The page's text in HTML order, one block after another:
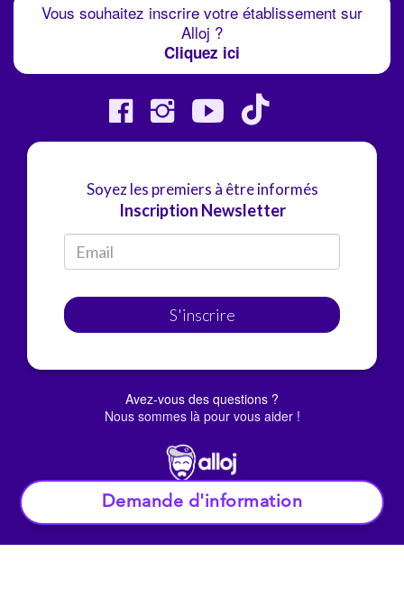
Demande d'information
Vous souhaitez inscrire votre établissement sur
Alloj ?
Cliquez ici
Soyez les premiers à être informés
Inscription Newsletter
S'inscrire
Avez-vous des questions ?
Nous sommes là pour vous aider !
© Alloj.2022 Tous droits réservés